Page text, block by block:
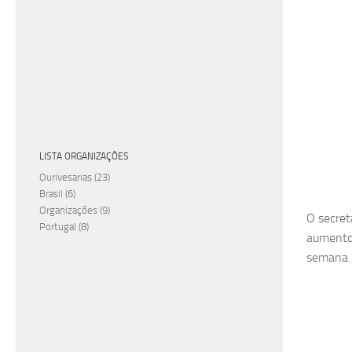
O
semana.
LISTA ORGANIZAÇÕES
Ourivesarias (23)
Brasil (6)
Organizações (9)
Portugal (8)